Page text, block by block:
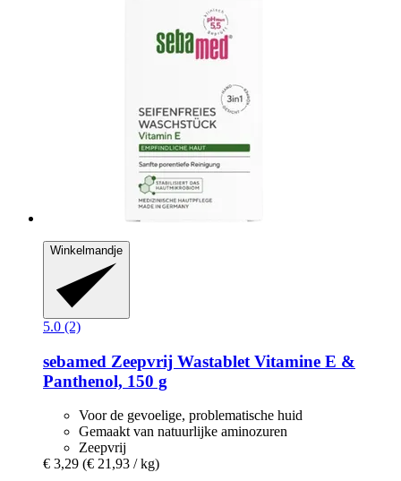
Winkelmandje
5.0 (2)
sebamed Zeepvrij Wastablet Vitamine E &
Panthenol, 150 g
Voor de gevoelige, problematische huid
Gemaakt van natuurlijke aminozuren
Zeepvrij
€ 3,29 (€ 21,93 / kg)